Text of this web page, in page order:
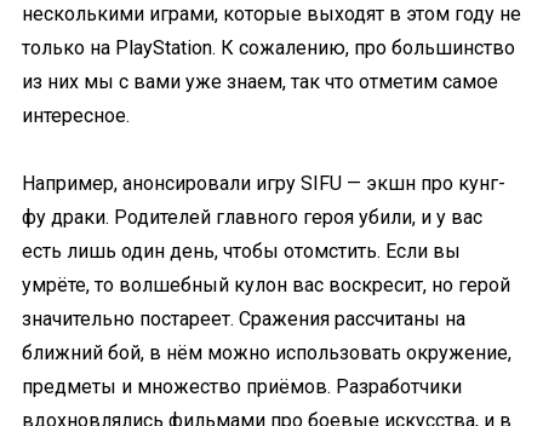
несколькими играми, которые выходят в этом году не
только на PlayStation. К сожалению, про большинство
из них мы с вами уже знаем, так что отметим самое
интересное.
Например, анонсировали игру SIFU — экшн про кунг-
фу драки. Родителей главного героя убили, и у вас
есть лишь один день, чтобы отомстить. Если вы
умрёте, то волшебный кулон вас воскресит, но герой
значительно постареет. Сражения рассчитаны на
ближний бой, в нём можно использовать окружение,
предметы и множество приёмов. Разработчики
вдохновлялись фильмами про боевые искусства, и в